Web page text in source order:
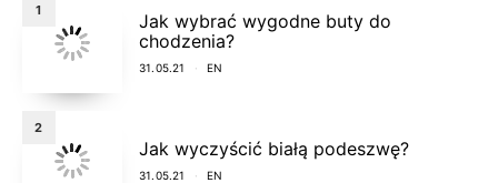
1
Jak wybrać wygodne buty do
chodzenia?
31.05.21 EN
2
Jak wyczyścić białą podeszwę?
31.05.21 EN